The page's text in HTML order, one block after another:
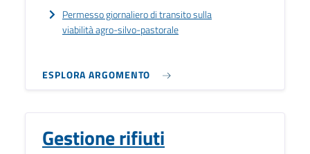
Permesso giornaliero di transito sulla
viabilità agro-silvo-pastorale
ESPLORA ARGOMENTO
Gestione rifiuti